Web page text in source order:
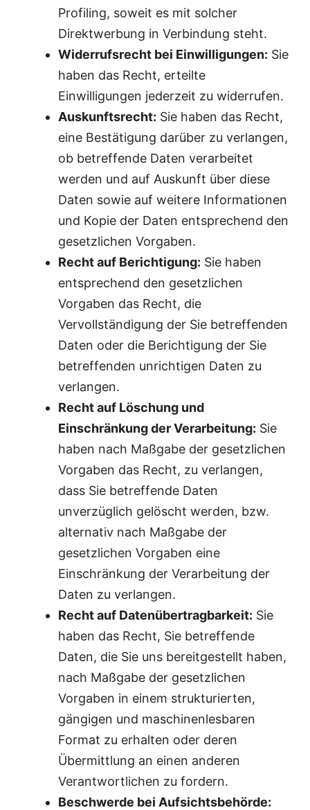
Profiling, soweit es mit solcher
Direktwerbung in Verbindung steht.
Widerrufsrecht bei Einwilligungen: Sie
haben das Recht, erteilte
Einwilligungen jederzeit zu widerrufen.
Auskunftsrecht: Sie haben das Recht,
eine Bestätigung darüber zu verlangen,
ob betreffende Daten verarbeitet
werden und auf Auskunft über diese
Daten sowie auf weitere Informationen
und Kopie der Daten entsprechend den
gesetzlichen Vorgaben.
Recht auf Berichtigung: Sie haben
entsprechend den gesetzlichen
Vorgaben das Recht, die
Vervollständigung der Sie betreffenden
Daten oder die Berichtigung der Sie
betreffenden unrichtigen Daten zu
verlangen.
Recht auf Löschung und
Einschränkung der Verarbeitung: Sie
haben nach Maßgabe der gesetzlichen
Vorgaben das Recht, zu verlangen,
dass Sie betreffende Daten
unverzüglich gelöscht werden, bzw.
alternativ nach Maßgabe der
gesetzlichen Vorgaben eine
Einschränkung der Verarbeitung der
Daten zu verlangen.
Recht auf Datenübertragbarkeit: Sie
haben das Recht, Sie betreffende
Daten, die Sie uns bereitgestellt haben,
nach Maßgabe der gesetzlichen
Vorgaben in einem strukturierten,
gängigen und maschinenlesbaren
Format zu erhalten oder deren
Übermittlung an einen anderen
Verantwortlichen zu fordern.
Beschwerde bei Aufsichtsbehörde: